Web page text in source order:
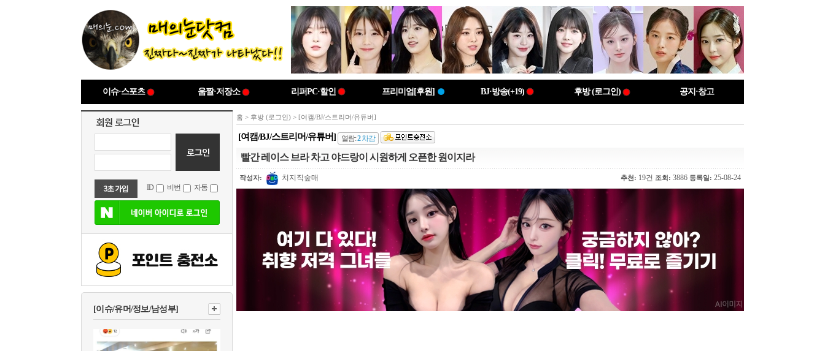
이슈·스포츠 움짤·저장소 리퍼PC·할인 프리미엄[후원] BJ·방송(+19) 후방 (로그인) 공지·창고
ID 비번 자동
[이슈/유머/정보/남성부]
홈 > 후방 (로그인) > [여캠/BJ/스트리머/유튜버]
[여캠/BJ/스트리머/유튜버] 열람:2차감
빨간 레이스 브라 차고 야드랑이 시원하게 오픈한 원이지라
작성자: 치지직숲매 추천: 19건 조회: 3886 등록일: 25-08-24